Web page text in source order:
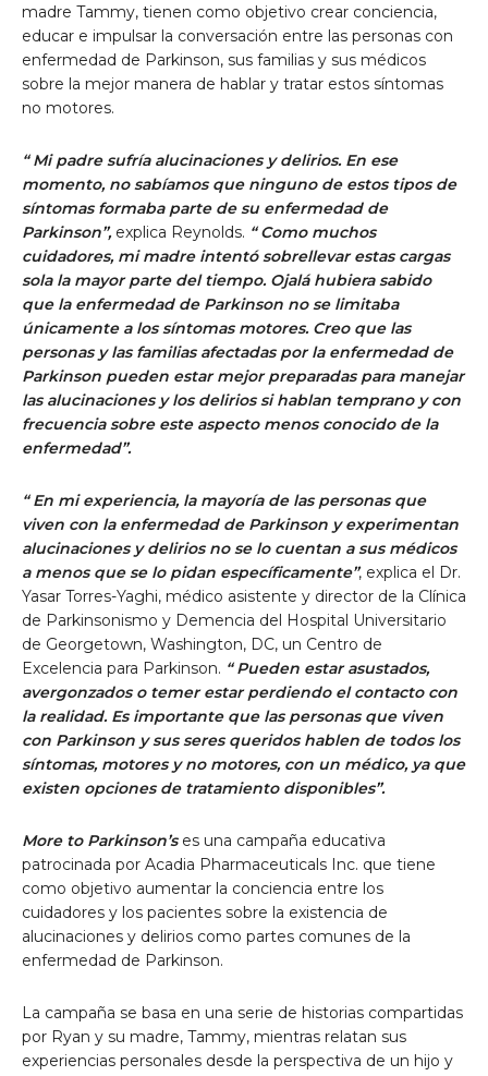
madre Tammy, tienen como objetivo crear conciencia,
educar e impulsar la conversación entre las personas con
enfermedad de Parkinson, sus familias y sus médicos
sobre la mejor manera de hablar y tratar estos síntomas
no motores.
“Mi padre sufría alucinaciones y delirios. En ese
momento, no sabíamos que ninguno de estos tipos de
síntomas formaba parte de su enfermedad de
Parkinson”,explica Reynolds. “Como muchos
cuidadores, mi madre intentó sobrellevar estas cargas
sola la mayor parte del tiempo. Ojalá hubiera sabido
que la enfermedad de Parkinson no se limitaba
únicamente a los síntomas motores. Creo que las
personas y las familias afectadas por la enfermedad de
Parkinson pueden estar mejor preparadas para manejar
las alucinaciones y los delirios si hablan temprano y con
frecuencia sobre este aspecto menos conocido de la
enfermedad”.
“En mi experiencia, la mayoría de las personas que
viven con la enfermedad de Parkinson y experimentan
alucinaciones y delirios no se lo cuentan a sus médicos
a menos que se lo pidan específicamente”, explica el Dr.
Yasar Torres-Yaghi, médico asistente y director de la Clínica
de Parkinsonismo y Demencia del Hospital Universitario
de Georgetown, Washington, DC, un Centro de
Excelencia para Parkinson. “Pueden estar asustados,
avergonzados o temer estar perdiendo el contacto con
la realidad. Es importante que las personas que viven
con Parkinson y sus seres queridos hablen de todos los
síntomas, motores y no motores, con un médico, ya que
existen opciones de tratamiento disponibles”.
More to Parkinson’s es una campaña educativa
patrocinada por Acadia Pharmaceuticals Inc. que tiene
como objetivo aumentar la conciencia entre los
cuidadores y los pacientes sobre la existencia de
alucinaciones y delirios como partes comunes de la
enfermedad de Parkinson.
La campaña se basa en una serie de historias compartidas
por Ryan y su madre, Tammy, mientras relatan sus
experiencias personales desde la perspectiva de un hijo y